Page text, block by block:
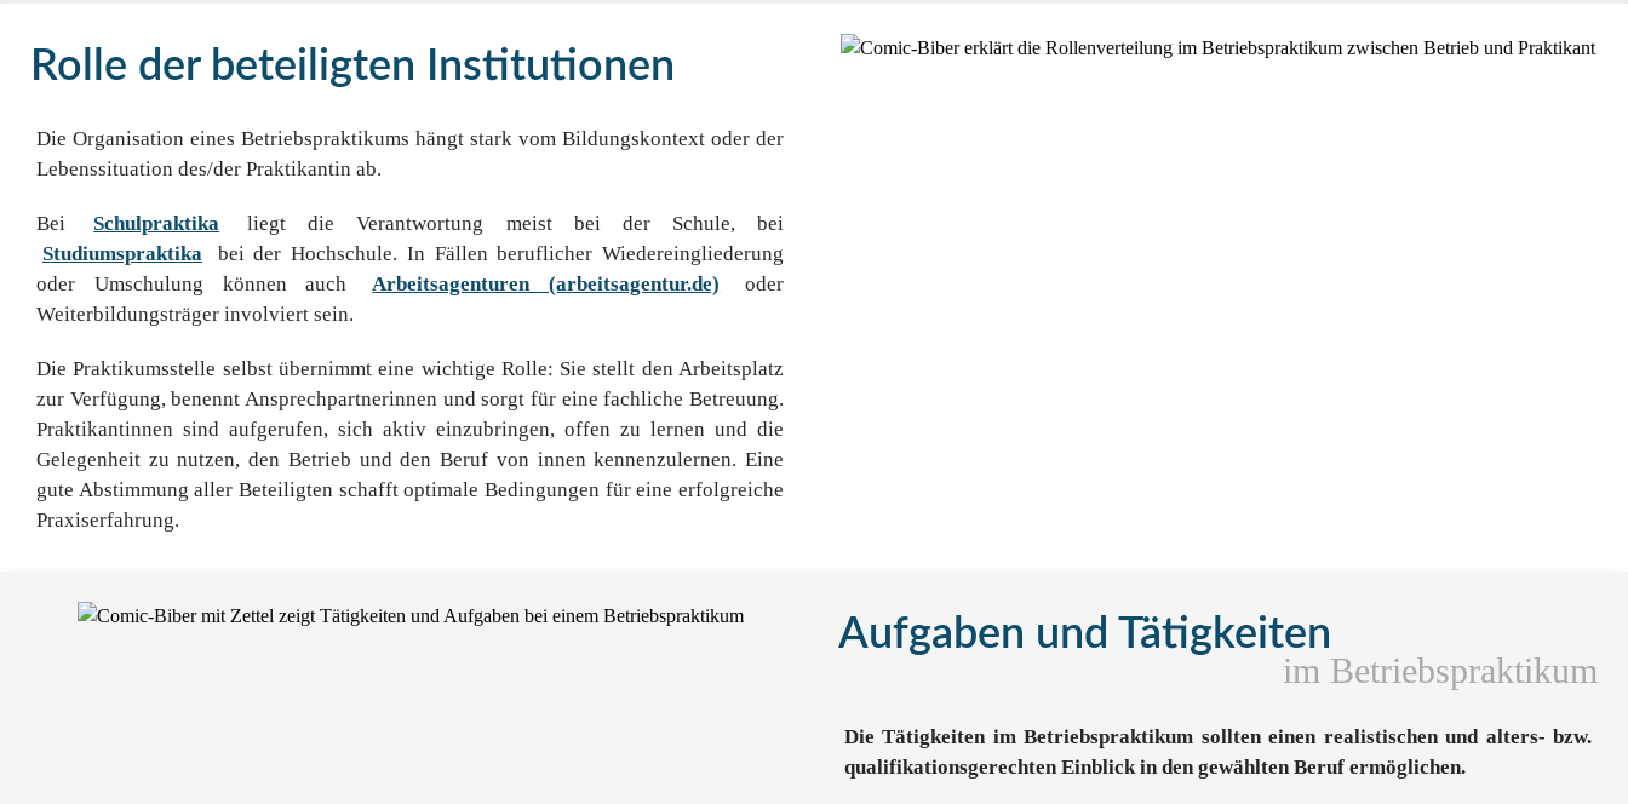
Rolle der beteiligten Institutionen
Die Organisation eines Betriebspraktikums hängt stark vom Bildungskontext oder der
Lebenssituation des/der Praktikantin ab.
Bei Schulpraktika
liegt die Verantwortung meist bei der Schule, bei
Studiumspraktika
bei der Hochschule. In Fällen beruflicher Wiedereingliederung
oder Umschulung können auch
Arbeitsagenturen (arbeitsagentur.de)
oder
Weiterbildungsträger involviert sein.
Die Praktikumsstelle selbst übernimmt eine wichtige Rolle: Sie stellt den Arbeitsplatz
zur Verfügung, benennt Ansprechpartnerinnen und sorgt für eine fachliche Betreuung.
Praktikantinnen sind aufgerufen, sich aktiv einzubringen, offen zu lernen und die
Gelegenheit zu nutzen, den Betrieb und den Beruf von innen kennenzulernen. Eine
gute Abstimmung aller Beteiligten schafft optimale Bedingungen für eine erfolgreiche
Praxiserfahrung.
Aufgaben und Tätigkeiten
im Betriebspraktikum
Die Tätigkeiten im Betriebspraktikum sollten einen realistischen und alters- bzw.
qualifikationsgerechten Einblick in den gewählten Beruf ermöglichen.